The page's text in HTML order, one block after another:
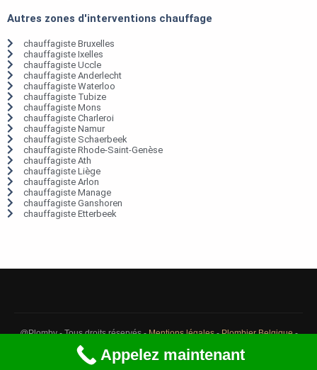
Autres zones d'interventions chauffage
chauffagiste Bruxelles
chauffagiste Ixelles
chauffagiste Uccle
chauffagiste Anderlecht
chauffagiste Waterloo
chauffagiste Tubize
chauffagiste Mons
chauffagiste Charleroi
chauffagiste Namur
chauffagiste Schaerbeek
chauffagiste Rhode-Saint-Genèse
chauffagiste Ath
chauffagiste Liège
chauffagiste Arlon
chauffagiste Manage
chauffagiste Ganshoren
chauffagiste Etterbeek
@Plomby - Tous droits réservés -Mentions légales-Plombier Belgique-
Débouchage Belgique
Appelez maintenant